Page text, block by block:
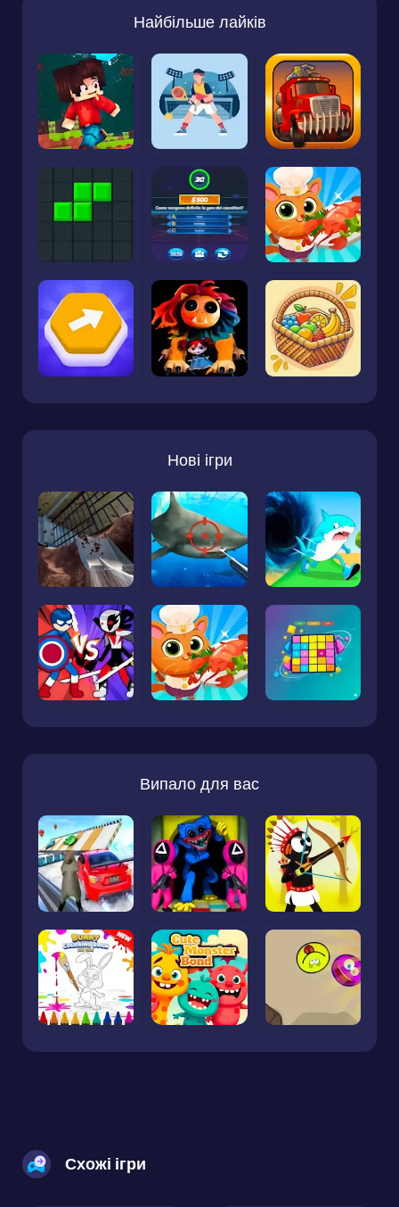
Найбільше лайків
Нові ігри
Випало для вас
Схожі ігри